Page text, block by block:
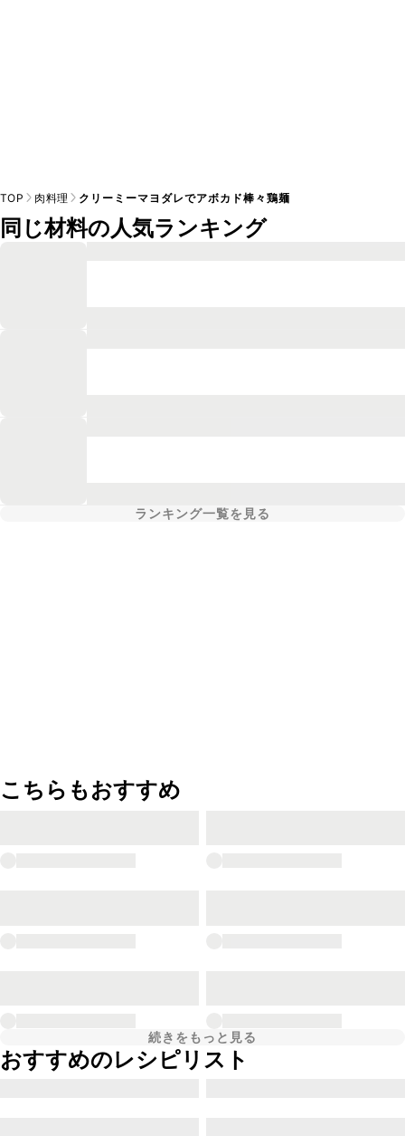
TOP 肉料理 クリーミーマヨダレでアボカド棒々鶏麺
同じ材料の人気ランキング
ランキング一覧を見る
こちらもおすすめ
続きをもっと見る
おすすめのレシピリスト